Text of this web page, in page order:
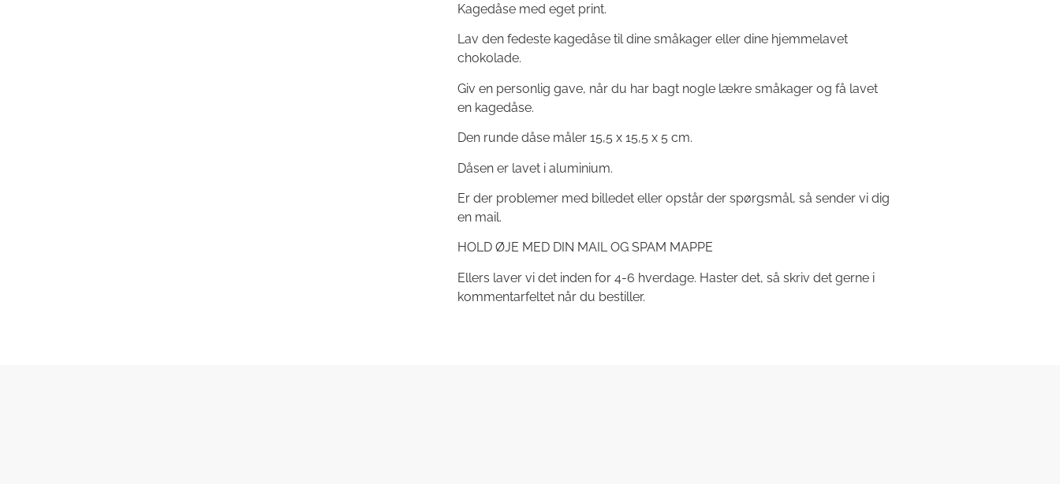
Kagedåse med eget print.
Lav den fedeste kagedåse til dine småkager eller dine hjemmelavet
chokolade.
Giv en personlig gave, når du har bagt nogle lækre småkager og få lavet
en kagedåse.
Den runde dåse måler 15,5 x 15,5 x 5 cm.
Dåsen er lavet i aluminium.
Er der problemer med billedet eller opstår der spørgsmål, så sender vi dig
en mail.
HOLD ØJE MED DIN MAIL OG SPAM MAPPE
Ellers laver vi det inden for 4-6 hverdage. Haster det, så skriv det gerne i
kommentarfeltet når du bestiller.